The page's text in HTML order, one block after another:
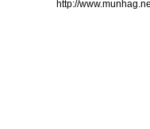
http://